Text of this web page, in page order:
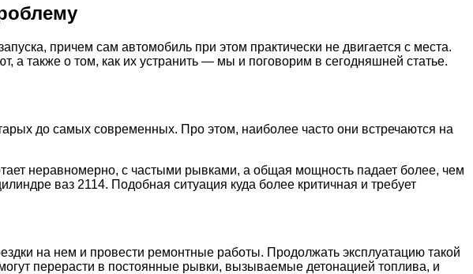
причем сам автомобиль при этом практически не двигается с места.
а также о том, как их устранить — мы и поговорим в сегодняшней статье.
до самых современных. Про этом, наиболее часто они встречаются на
неравномерно, с частыми рывками, а общая мощность падает более, чем
ваз 2114. Подобная ситуация куда более критичная и требует
на нем и провести ремонтные работы. Продолжать эксплуатацию такой
перерасти в постоянные рывки, вызываемые детонацией топлива, и